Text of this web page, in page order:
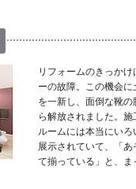
リフォームのきっかけ
ーの故障。この機会に
を一新し、面倒な靴
ら解放されました。
ルームには本当にい
展示されていて、「
て揃っている」と、ま